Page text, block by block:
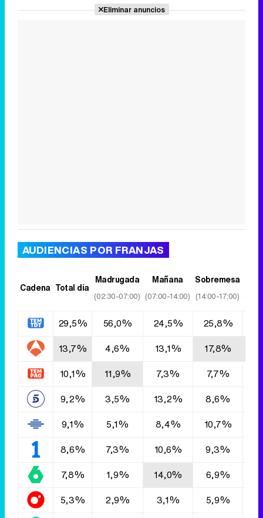
Eliminar anuncios
AUDIENCIAS POR FRANJAS
Cadena Total día
Madrugada
(02:30-07:00)
Mañana
(07:00-14:00)
Sobremesa
(14:00-17:00)
29,5% 56,0% 24,5% 25,8%
13,7%
4,6% 13,1% 17,8%
10,1%
11,9% 7,3% 7,7%
9,2%
3,5% 13,2% 8,6%
9,1%
5,1% 8,4% 10,7%
8,6%
7,3% 10,6% 9,3%
7,8%
1,9% 14,0% 6,9%
5,3%
2,9% 3,1% 5,9%